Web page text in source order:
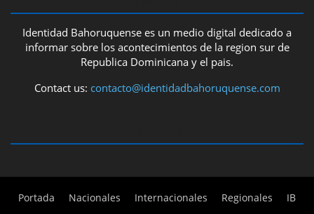
Identidad Bahoruquense es un medio digital dedicado a
informar sobre los acontecimientos de la region sur de
Republica Dominicana y el pais.
Contact us: contacto@identidadbahoruquense.com
Portada Nacionales Internacionales Regionales IB